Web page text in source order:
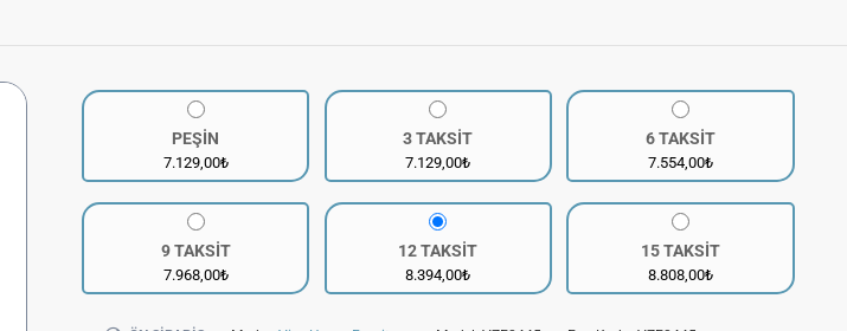
PEŞİN
7.129,00₺
3 TAKSİT
7.129,00₺
6 TAKSİT
7.554,00₺
9 TAKSİT
7.968,00₺
12 TAKSİT
8.394,00₺
15 TAKSİT
8.808,00₺